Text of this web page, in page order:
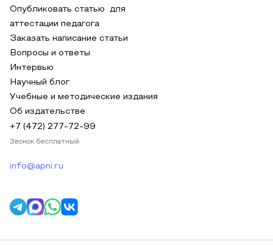
Опубликовать статью для
аттестации педагога
Заказать написание статьи
Вопросы и ответы
Интервью
Научный блог
Учебные и методические издания
Об издательстве
+7 (472) 277-72-99
Звонок бесплатный
info@apni.ru